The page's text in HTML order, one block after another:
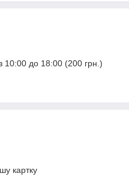
10:00 до 18:00 (200 грн.)
картку